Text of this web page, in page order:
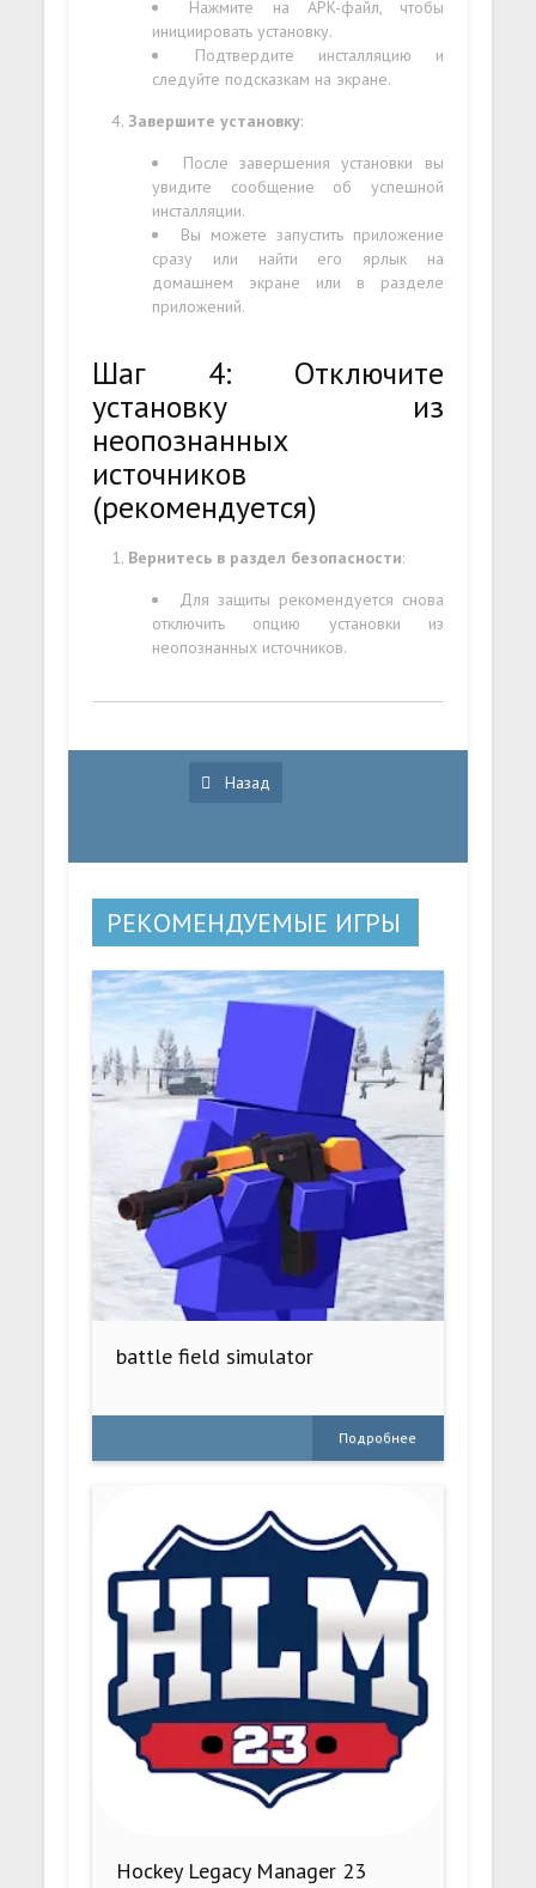
Нажмите на APK-файл, чтобы
инициировать установку.
Подтвердите инсталляцию и
следуйте подсказкам на экране.
Завершите установку:
После завершения установки вы
увидите сообщение об успешной
инсталляции.
Вы можете запустить приложение
сразу или найти его ярлык на
домашнем экране или в разделе
приложений.
Шаг 4: Отключите
установку из
неопознанных
источников
(рекомендуется)
Вернитесь в раздел безопасности:
Для защиты рекомендуется снова
отключить опцию установки из
неопознанных источников.
Назад
РЕКОМЕНДУЕМЫЕ ИГРЫ
battle field simulator
Подробнее
Hockey Legacy Manager 23